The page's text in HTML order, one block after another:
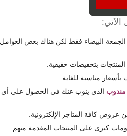
البيضاء فقط لكن هناك بعض العوامل
بتخفيضات حقيقية.
مناسبة للغاية.
الذي ينوب عنك في الحصول على أي
كافة المتاجر الإلكترونية.
كبرى على المنتجات المقدمة منهم.